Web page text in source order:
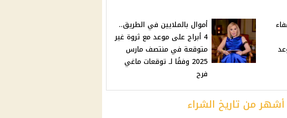
أموال بالملايين في الطريق..
4 أبراج على موعد مع ثروة غير
متوقعة في منتصف مارس
2025 وفقًا لـ توقعات ماغي
فرح